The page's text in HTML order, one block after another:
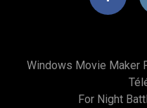
Windows Movie Maker
For Night